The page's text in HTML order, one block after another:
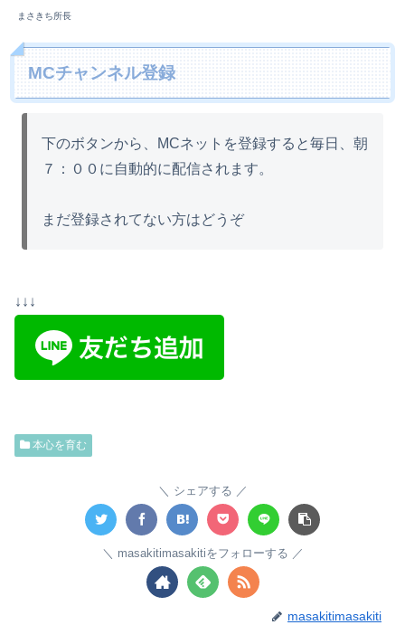
まさきち所長
MCチャンネル登録
下のボタンから、MCネットを登録すると毎日、朝
７：００に自動的に配信されます。
まだ登録されてない方はどうぞ
↓↓↓
本心を育む
シェアする
masakitimasakitiをフォローする
masakitimasakiti